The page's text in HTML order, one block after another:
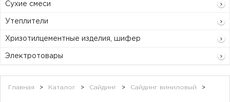
Сухие смеси
Утеплители
Хризотилцементные изделия, шифер
Электротовары
Главная > Каталог > Сайдинг > Сайдинг виниловый >